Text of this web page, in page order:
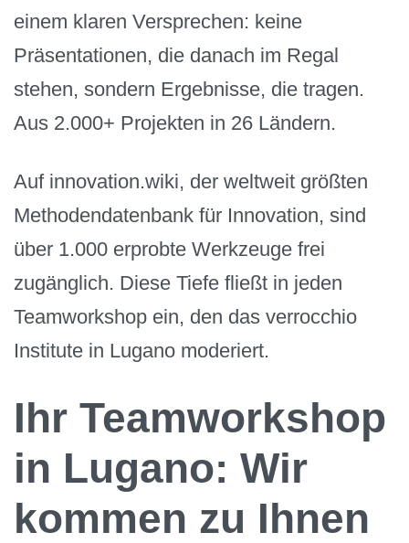
einem klaren Versprechen: keine
Präsentationen, die danach im Regal
stehen, sondern Ergebnisse, die tragen.
Aus 2.000+ Projekten in 26 Ländern.
Auf innovation.wiki, der weltweit größten
Methodendatenbank für Innovation, sind
über 1.000 erprobte Werkzeuge frei
zugänglich. Diese Tiefe fließt in jeden
Teamworkshop ein, den das verrocchio
Institute in Lugano moderiert.
Ihr Teamworkshop
in Lugano: Wir
kommen zu Ihnen